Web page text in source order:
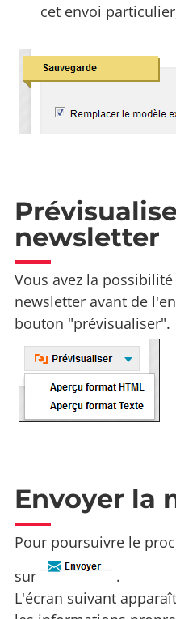
cet envoi
newsletter
Vous avez la
newsletter avant de
bouton "prévisualiser".
Envoyer la
Pour poursuivre le
sur
.
L'écran suivant